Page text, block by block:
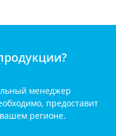
менеджер
предоставит
регионе.